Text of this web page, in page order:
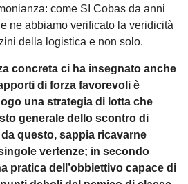
come SI Cobas da anni
ne abbiamo verificato la veridicità
della logistica e non solo.
concreta ci ha insegnato anche
di forza favorevoli è
una strategia di lotta che
generale dello scontro di
questo, sappia ricavarne
vertenze; in secondo
pratica dell’obbiettivo capace di